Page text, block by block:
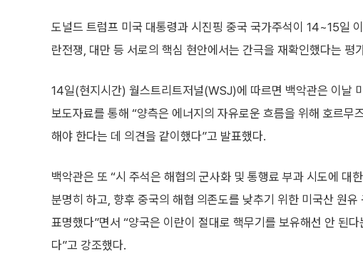
도널드 트럼프 미국 대통령과 시진핑 중국 국가주석이 14~15일
란전쟁, 대만 등 서로의 핵심 현안에서는 간극을 재확인했다는 평
14일(현지시간) 월스트리트저널(WSJ)에 따르면 백악관은 이날
보도자료를 통해 “양측은 에너지의 자유로운 흐름을 위해 호르무
해야 한다는 데 의견을 같이했다”고 발표했다.
백악관은 또 “시 주석은 해협의 군사화 및 통행료 부과 시도에 대
분명히 하고, 향후 중국의 해협 의존도를 낮추기 위한 미국산 원유
표명했다”면서 “양국은 이란이 절대로 핵무기를 보유해선 안 된다
다”고 강조했다.